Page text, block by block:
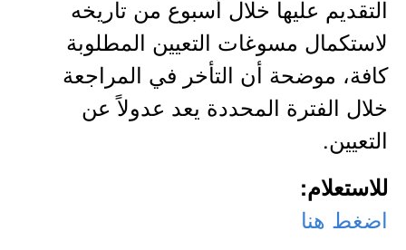
التقديم عليها خلال أسبوع من تاريخه
لاستكمال مسوغات التعيين المطلوبة
كافة، موضحة أن التأخر في المراجعة
خلال الفترة المحددة يعد عدولاً عن
التعيين.
للاستعلام:
اضغط هنا